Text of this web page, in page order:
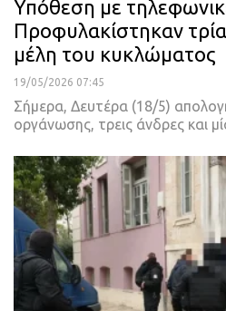
Υπόθεση με
Προφυλακίστηκαν
μέλη του κυκλώματος
19/05/2026 07:45
Σήμερα, Δευτέρα (18/5)
οργάνωσης, τρεις άνδρες και